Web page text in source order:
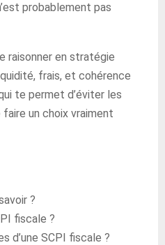
probablement pas
raisonner en stratégie
frais, et cohérence
te permet d’éviter les
un choix vraiment
?
fiscale ?
d’une SCPI fiscale ?